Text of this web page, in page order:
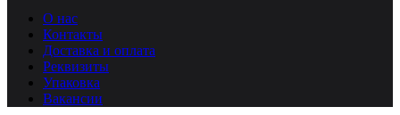
О нас
Контакты
Доставка и оплата
Реквизиты
Упаковка
Вакансии